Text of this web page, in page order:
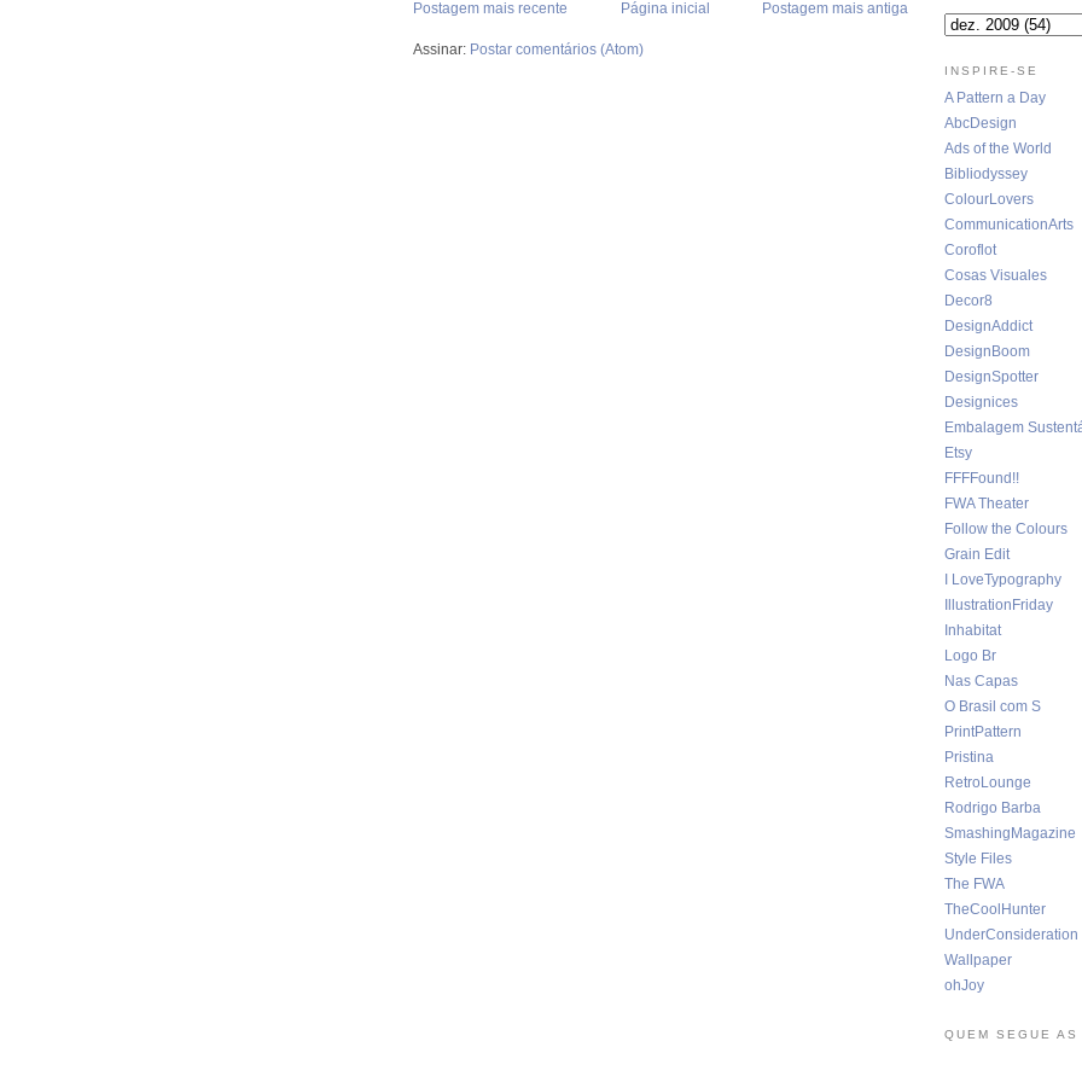
Postagem mais recente Postagem mais antiga
Página inicial
Assinar: Postar comentários (Atom)
INSPIRE-SE
A Pattern a Day
AbcDesign
Ads of the World
Bibliodyssey
ColourLovers
CommunicationArts
Coroflot
Cosas Visuales
Decor8
DesignAddict
DesignBoom
DesignSpotter
Designices
Embalagem
Etsy
FFFFound!!
FWA Theater
Follow the Colours
Grain Edit
I LoveTypography
IllustrationFriday
Inhabitat
Logo Br
Nas Capas
O Brasil com S
PrintPattern
Pristina
RetroLounge
Rodrigo Barba
SmashingMagazine
Style Files
The FWA
TheCoolHunter
UnderConsideration
Wallpaper
ohJoy
QUEM SEGUE